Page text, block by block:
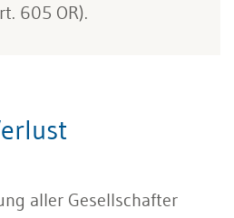
605 OR).
aller Gesellschafter